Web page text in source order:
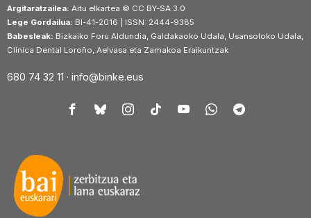
Argitaratzailea: Aitu elkartea © CC BY-SA 3.0
Lege Gordailua: BI-41-2016 | ISSN: 2444-9385
Babesleak: Bizkaiko Foru Aldundia, Galdakaoko Udala, Usansoloko Udala,
Clínica Dental Loroño, Aelvasa eta Zamakoa Eraikuntzak
680 74 32 11 · info@binke.eus